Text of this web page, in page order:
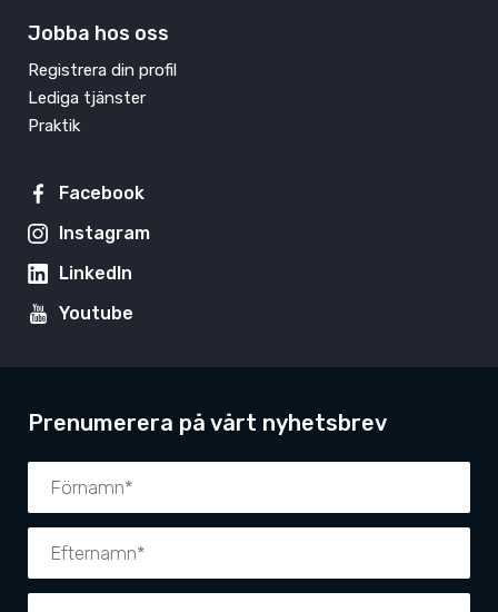
Jobba hos oss
Registrera din profil
Lediga tjänster
Praktik
Facebook
Instagram
LinkedIn
Youtube
Prenumerera på vårt nyhetsbrev